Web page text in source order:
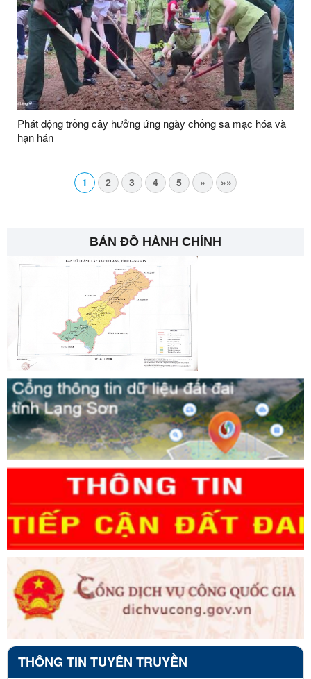
Phát động trồng cây hưởng ứng ngày chống sa mạc hóa và
hạn hán
1 2 3 4 5 » »»
BẢN ĐỒ HÀNH CHÍNH
THÔNG TIN TUYÊN TRUYỀN